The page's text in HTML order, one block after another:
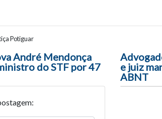
Potiguar
entre posts
André Mendonça
do STF por 47
e juiz
ABNT